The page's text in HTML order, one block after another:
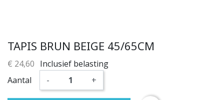
TAPIS BRUN BEIGE 45/65CM
€ 24,60 Inclusief belasting
Aantal
- +